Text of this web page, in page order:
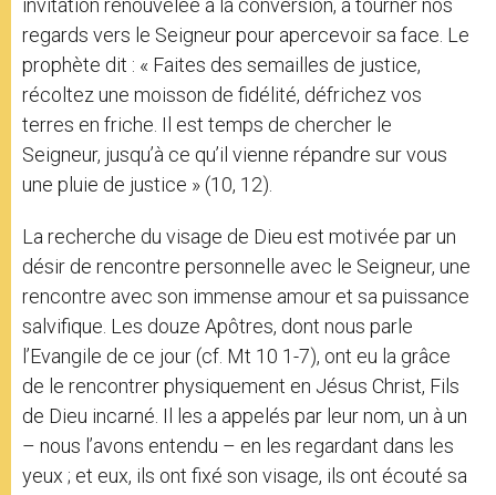
regards vers le Seigneur pour apercevoir sa face. Le
prophète dit : « Faites des semailles de justice,
récoltez une moisson de fidélité, défrichez vos
terres en friche. Il est temps de chercher le
Seigneur, jusqu’à ce qu’il vienne répandre sur vous
une pluie de justice » (10, 12).
La recherche du visage de Dieu est motivée par un
désir de rencontre personnelle avec le Seigneur, une
rencontre avec son immense amour et sa puissance
salvifique. Les douze Apôtres, dont nous parle
l’Evangile de ce jour (cf. Mt 10 1-7), ont eu la grâce
de le rencontrer physiquement en Jésus Christ, Fils
de Dieu incarné. Il les a appelés par leur nom, un à un
– nous l’avons entendu – en les regardant dans les
yeux ; et eux, ils ont fixé son visage, ils ont écouté sa